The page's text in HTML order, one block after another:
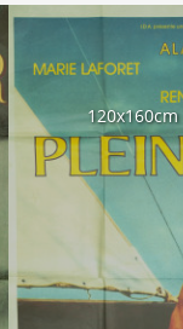
120x160cm